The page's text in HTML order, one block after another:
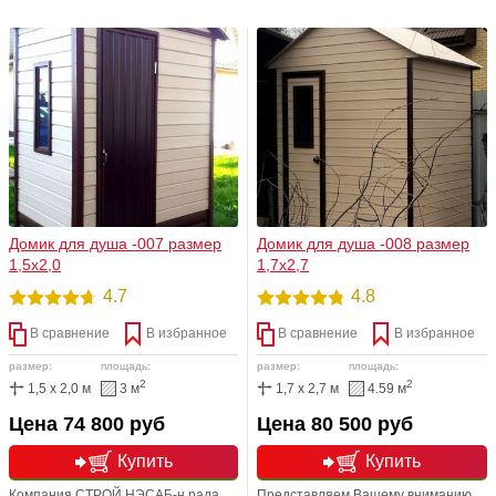
деревянную конструкцию, которая
производиться только из
качественного и натурального
дерева. Любая размерная линейка.
Доукомплектация. Мы рады
баловать Вас!
шарма, индивидуальности и,
безусловно, стиля. Данная модель
произведена из древесины хвойных
пород.
Домик для душа -007 размер
1,5х2,0
4.7
В сравнение В избранное
размер:
1,5 x 2,0 м
площадь:
3 м2
Купить
Цена 74 800 руб
Домик для душа -008 размер
1,7х2,7
4.8
В сравнение В избранное
размер:
1,7 x 2,7 м
площадь:
4.59 м2
Купить
Цена 80 500 руб